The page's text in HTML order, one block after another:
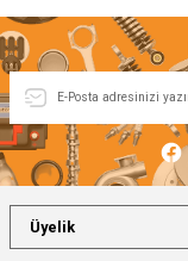
Üyelik